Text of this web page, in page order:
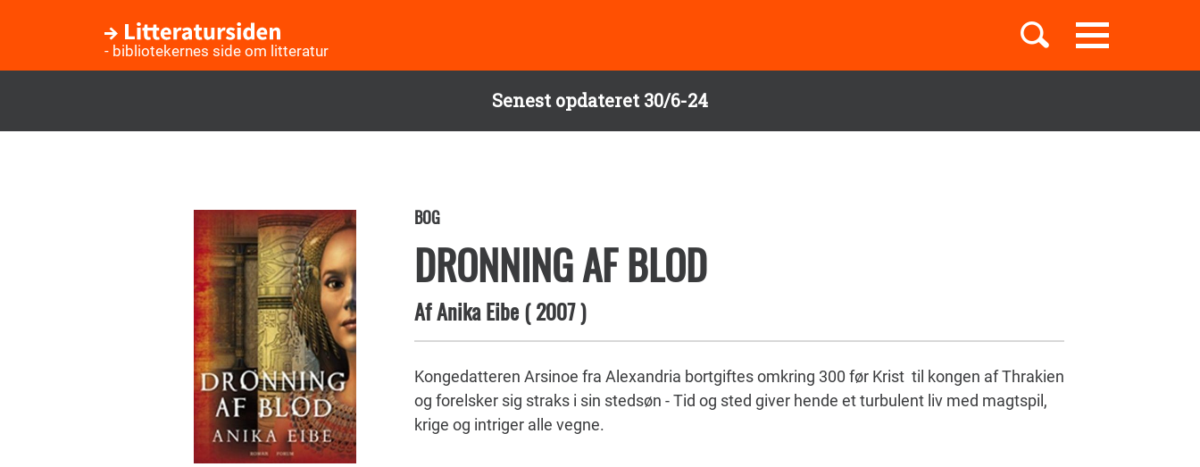
Senest opdateret 30/6-24
Toggle
navigation
- bibliotekernes side om litteratur
Børnebøger
Temaer
BOG
DRONNING AF BLOD
AfAnika Eibe(2007)
Kongedatteren Arsinoe fra Alexandria bortgiftes omkring 300 før Krist til kongen af Thrakien
og forelsker sig straks i sin stedsøn - Tid og sted giver hende et turbulent liv med magtspil,
krige og intriger alle vegne.